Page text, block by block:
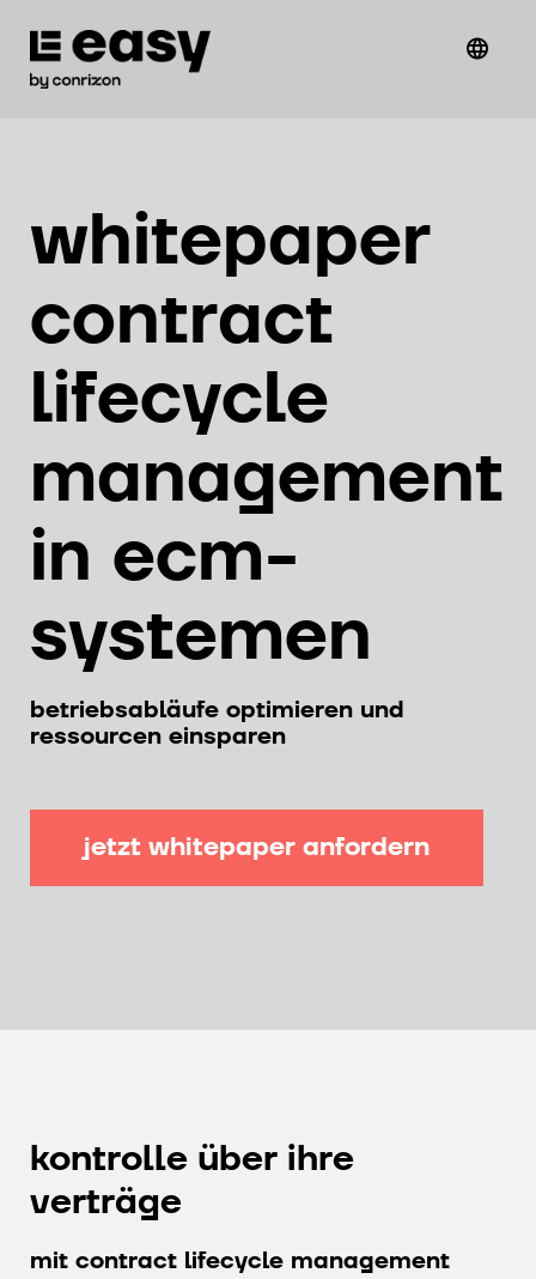
whitepaper
contract
lifecycle
management
in ecm-
systemen
betriebsabläufe optimieren und
ressourcen einsparen
jetzt whitepaper anfordern
kontrolle über ihre
verträge
mit contract lifecycle management